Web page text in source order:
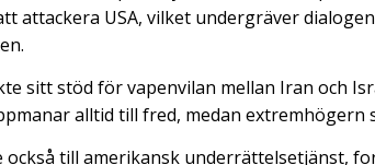
attackera USA, vilket undergräver
sitt stöd för vapenvilan mellan Iran och
alltid till fred, medan extremhögern
också till amerikansk underrättelsetjänst,